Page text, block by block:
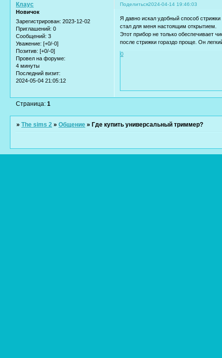
Поделиться2024-04-14 19:46:03
Клаус
Новичок
Зарегистрирован: 2023-12-02
Приглашений: 0
Сообщений: 3
Уважение: [+0/-0]
Позитив: [+0/-0]
Провел на форуме:
4 минуты
Последний визит:
2024-05-04 21:05:12
Я давно искал удобный способ
стал для меня настоящим открытием.
Этот прибор не только обеспечивает
после стрижки гораздо проще. Он
0
Страница:1
»The sims 2 »Общение »Где купить универсальный триммер?